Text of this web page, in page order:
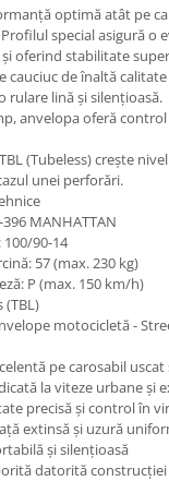
antipană
plata-
optimă atât pe
special asigură o
oferind stabilitate
cauciuc de înaltă
rulare lină și silențioasă.
anvelopa oferă
(Tubeless) crește
unei perforări.
MANHATTAN
90-14
57 (max. 230 kg)
P (max. 150 km/h)
(TBL)
motocicletă -
pe carosabil uscat
la viteze urbane și
precisă și control în
extinsă și uzură
și silențioasă
datorită